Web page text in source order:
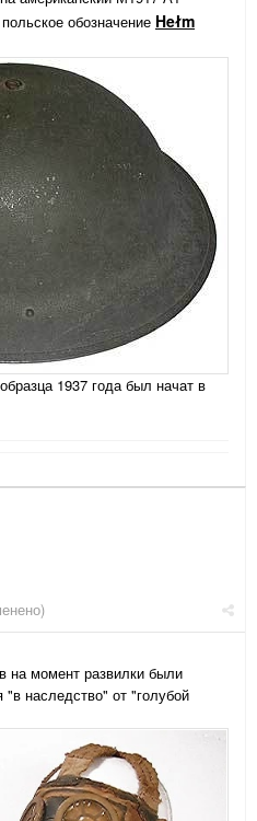
обозначение Hełm
1937 года был начат в
на момент развилки были
"в наследство" от "голубой